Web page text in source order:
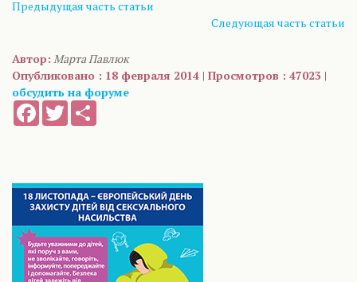
Предыдущая часть статьи
Следующая часть статьи
Автор: Марта Павлюк
Опубликовано : 18 февраля 2014 | Просмотров : 47023 |
обсудить на форуме
FacebookTwitter